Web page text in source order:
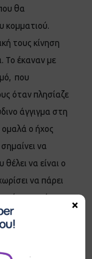
θα
κομματιού.
τους κίνηση
Το έκαναν με
που
όταν πλησίαζε
άγγιγμα στη
ο ήχος
να
να είναι ο
να πάρει
γίνεσαι μέρος
αυτό που έχει
όπου ένα “εγώ”
και
×